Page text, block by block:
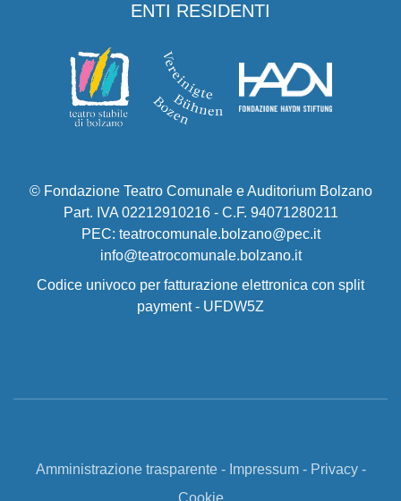
ENTI RESIDENTI
© Fondazione Teatro Comunale e Auditorium Bolzano
Part. IVA 02212910216 - C.F. 94071280211
PEC: teatrocomunale.bolzano@pec.it
info@teatrocomunale.bolzano.it
Codice univoco per fatturazione elettronica con split
payment - UFDW5Z
Amministrazione trasparente- Impressum- Privacy-
Cookie